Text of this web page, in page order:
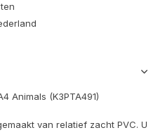
Animals (K3PTA491)
van relatief zacht PVC. U